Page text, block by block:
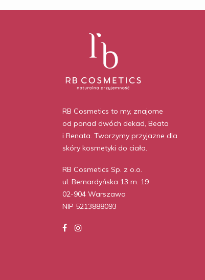
RB Cosmetics to my, znajome
od ponad dwóch dekad, Beata
i Renata. Tworzymy przyjazne dla
skóry kosmetyki do ciała.
RB Cosmetics Sp. z o.o.
ul. Bernardyńska 13 m. 19
02-904 Warszawa
NIP 5213888093